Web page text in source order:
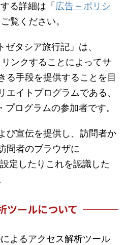
る詳細は「 広告 – ポリシ
ご覧ください。
ゼタシア旅行記」は、
ンクすることによってサ
る手段を提供することを目
エイトプログラムである、
ログラムの参加者です。
び宣伝を提供し、訪問者か
問者のブラウザに
定したりこれを認識した
ツールについて
よるアクセス解析ツール